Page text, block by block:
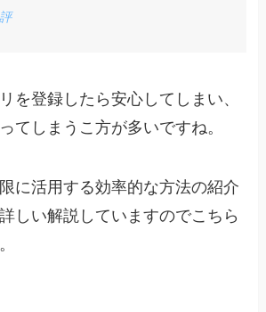
を登録したら安心してしまい、
てしまうこ方が多いですね。
に活用する効率的な方法の紹介
しい解説していますのでこちら